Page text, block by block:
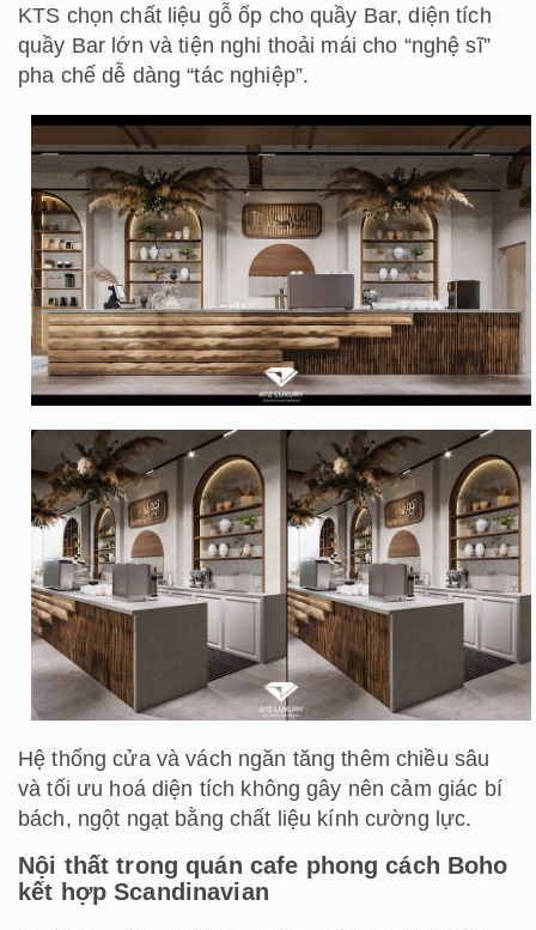
KTS chọn chất liệu gỗ ốp cho quầy Bar, diện tích
quầy Bar lớn và tiện nghi thoải mái cho “nghệ sĩ”
pha chế dễ dàng “tác nghiệp”.
Hệ thống cửa và vách ngăn tăng thêm chiều sâu
và tối ưu hoá diện tích không gây nên cảm giác bí
bách, ngột ngạt bằng chất liệu kính cường lực.
Nội thất trong quán cafe phong cách Boho
kết hợp Scandinavian